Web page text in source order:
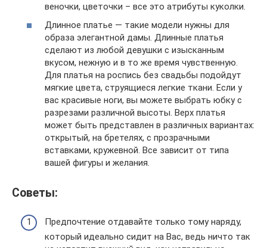
веночки, цветочки – все это атрибуты куколки.
Длинное платье — такие модели нужны для
образа элегантной дамы. Длинные платья
сделают из любой девушки с изысканным
вкусом, нежную и в то же время чувственную.
Для платья на роспись без свадьбы подойдут
мягкие цвета, струящиеся легкие ткани. Если у
вас красивые ноги, вы можете выбрать юбку с
разрезами различной высоты. Верх платья
может быть представлен в различных вариантах:
открытый, на бретелях, с прозрачными
вставками, кружевной. Все зависит от типа
вашей фигуры и желания.
Советы:
Предпочтение отдавайте только тому наряду,
который идеально сидит на Вас, ведь ничто так